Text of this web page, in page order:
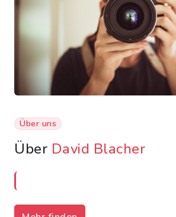
Über uns
Über David Blacher